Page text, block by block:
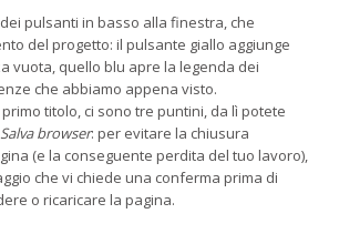
pulsanti in basso alla finestra, che
del progetto: il pulsante giallo aggiunge
vuota, quello blu apre la legenda dei
che abbiamo appena visto.
titolo, ci sono tre puntini, da lì potete
Salva browser: per evitare la chiusura
(e la conseguente perdita del tuo lavoro),
che vi chiede una conferma prima di
o ricaricare la pagina.